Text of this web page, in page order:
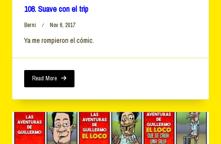
108. Suave con el trip
Berni Nov 6, 2017
Ya me rompieron el cómic.
Read More